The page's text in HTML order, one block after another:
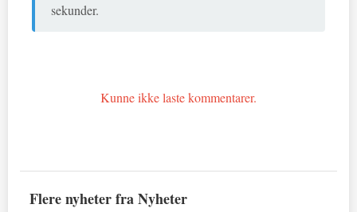
sekunder.
Kunne ikke laste kommentarer.
Flere nyheter fra Nyheter